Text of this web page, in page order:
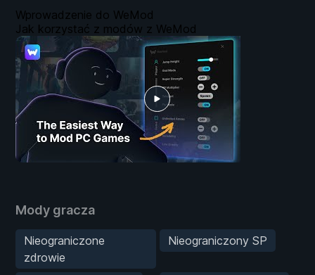
Mody gracza
Nieograniczone
zdrowie
Nieograniczony SP
Wprowadzenie do WeMod
Jak korzystać z modów z WeMod